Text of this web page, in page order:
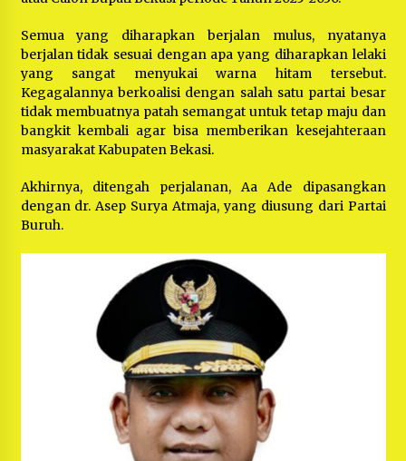
Semua yang diharapkan berjalan mulus, nyatanya
berjalan tidak sesuai dengan apa yang diharapkan lelaki
yang sangat menyukai warna hitam tersebut.
Kegagalannya berkoalisi dengan salah satu partai besar
tidak membuatnya patah semangat untuk tetap maju dan
bangkit kembali agar bisa memberikan kesejahteraan
masyarakat Kabupaten Bekasi.
Akhirnya, ditengah perjalanan, Aa Ade dipasangkan
dengan dr. Asep Surya Atmaja, yang diusung dari Partai
Buruh.